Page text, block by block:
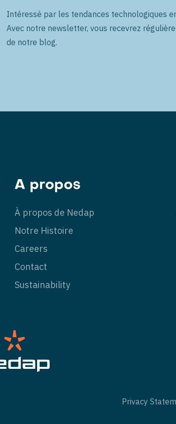
Intéressé par les tendances technologiques
Avec notre newsletter, vous recevrez
de notre blog.
A propos
À propos de Nedap
Notre Histoire
Careers
Contact
Sustainability
Privacy